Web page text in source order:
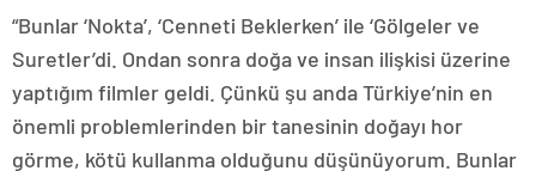
“Bunlar ‘Nokta’, ‘Cenneti Beklerken’ ile ‘Gölgeler ve
Suretler’di. Ondan sonra doğa ve insan ilişkisi üzerine
yaptığım filmler geldi. Çünkü şu anda Türkiye’nin en
önemli problemlerinden bir tanesinin doğayı hor
görme, kötü kullanma olduğunu düşünüyorum. Bunlar